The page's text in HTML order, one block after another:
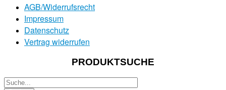
AGB/Widerrufsrecht
Impressum
Datenschutz
Vertrag widerrufen
PRODUKTSUCHE